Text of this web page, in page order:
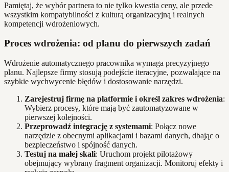
Pamiętaj, że wybór partnera to nie tylko kwestia ceny, ale przede
wszystkim kompatybilności z kulturą organizacyjną i realnych
kompetencji wdrożeniowych.
Proces wdrożenia: od planu do pierwszych zadań
Wdrożenie automatycznego pracownika wymaga precyzyjnego
planu. Najlepsze firmy stosują podejście iteracyjne, pozwalające na
szybkie wychwycenie błędów i dostosowanie narzędzi.
Zarejestruj firmę na platformie i określ zakres wdrożenia:
Wybierz procesy, które mają być zautomatyzowane w
pierwszej kolejności.
Przeprowadź integrację z systemami: Połącz nowe
narzędzie z obecnymi aplikacjami i bazami danych, dbając o
bezpieczeństwo i spójność danych.
Testuj na małej skali: Uruchom projekt pilotażowy
obejmujący wybrany fragment organizacji. Monitoruj efekty i